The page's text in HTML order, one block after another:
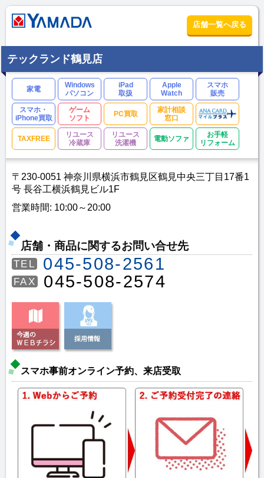
店舗一覧へ戻る
テックランド鶴見店
家電
Windows
パソコン
iPad
取扱
Apple
Watch
スマホ
販売
スマホ・
iPhone買取
ゲーム
ソフト
PC買取
家計相談
窓口
TAXFREE
リユース
冷蔵庫
リユース
洗濯機
電動ソファ
お手軽
リフォーム
〒230-0051 神奈川県横浜市鶴見区鶴見中央三丁目17番1
号 長谷工横浜鶴見ビル1F
営業時間: 10:00～20:00
店舗・商品に関するお問い合せ先
TEL 045-508-2561
FAX 045-508-2574
スマホ事前オンライン予約、来店受取